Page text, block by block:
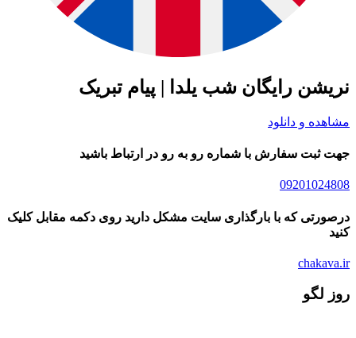
رایگان شب یلدا | پیام تبریک
و دانلود
ثبت سفارش با شماره رو به رو در ارتباط باشید
که با بارگذاری سایت مشکل دارید روی دکمه مقابل کلیک
لگو